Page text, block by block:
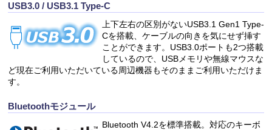
USB3.0 / USB3.1 Type-C
上下左右の区別がないUSB3.1 Gen1 Type-
Cを搭載、ケーブルの向きを気にせず挿す
ことができます。USB3.0ポートも2つ搭載
しているので、USBメモリや無線マウスな
ど現在ご利用いただいている周辺機器もそのままご利用いただけま
す。
Bluetoothモジュール
Bluetooth V4.2を標準搭載。対応のキーボ